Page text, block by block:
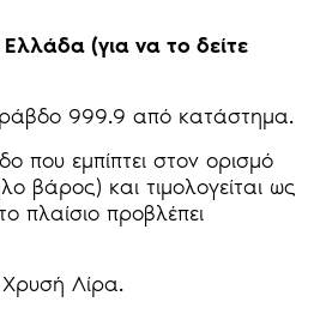
(για να το δείτε
999.9 από κατάστημα.
που εμπίπτει στον ορισμό
βάρος) και τιμολογείται ως
πλαίσιο προβλέπει
Λίρα.